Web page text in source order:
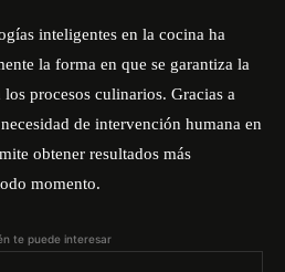
inteligentes en la cocina ha
la forma en que se garantiza la
procesos culinarios. Gracias a
de intervención humana en
obtener resultados más
momento.
te puede interesar